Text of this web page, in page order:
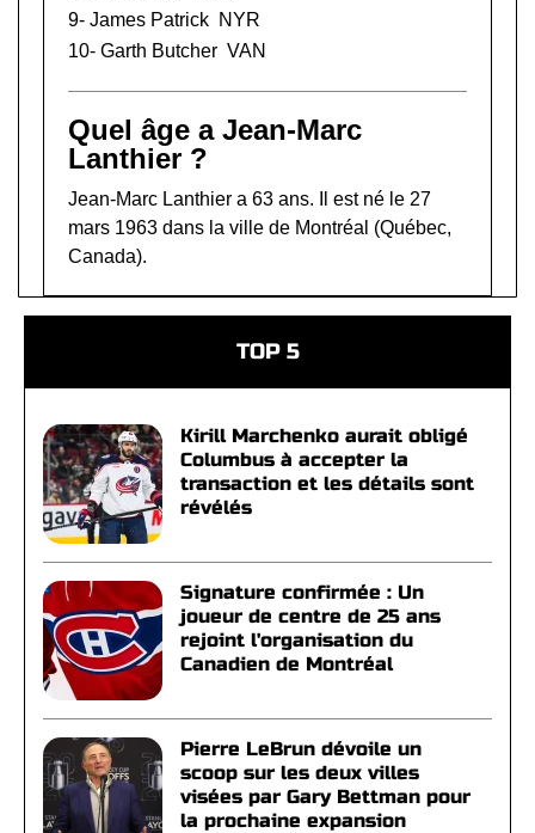
9- James Patrick NYR
10- Garth Butcher VAN
Quel âge a Jean-Marc
Lanthier ?
Jean-Marc Lanthier a 63 ans. Il est né le 27
mars 1963 dans la ville de Montréal (Québec,
Canada).
TOP 5
Kirill Marchenko aurait obligé
Columbus à accepter la
transaction et les détails sont
révélés
Signature confirmée : Un
joueur de centre de 25 ans
rejoint l'organisation du
Canadien de Montréal
Pierre LeBrun dévoile un
scoop sur les deux villes
visées par Gary Bettman pour
la prochaine expansion